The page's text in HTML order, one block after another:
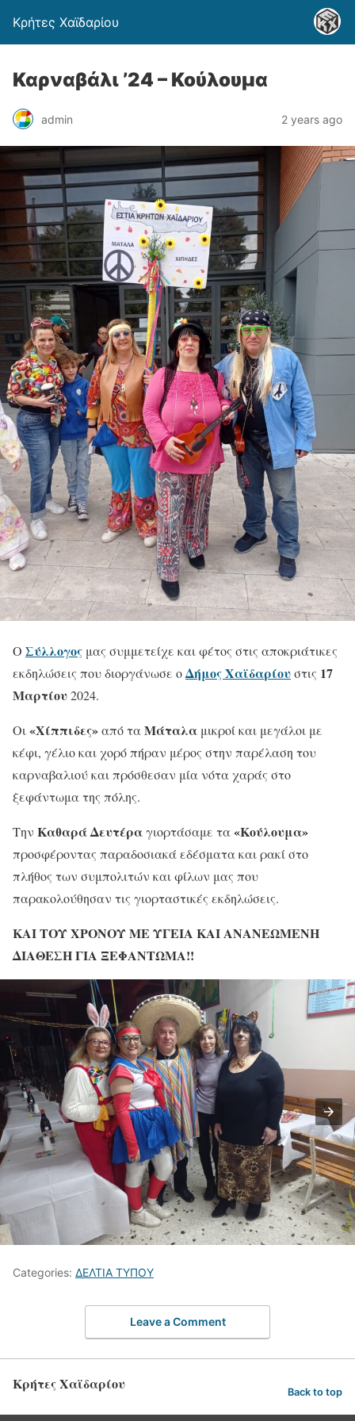
Κρήτες Χαϊδαρίου
Καρναβάλι ’24 – Κούλουμα
admin 2 years ago
Ο Σύλλογος μας συμμετείχε και φέτος στις αποκριάτικες
εκδηλώσεις που διοργάνωσε οΔήμος Χαϊδαρίουστις 17
Μαρτίου2024.
Οι«Χίππιδες»από ταΜάταλα μικροί και μεγάλοι με
κέφι, γέλιο και χορό πήραν μέρος στην παρέλαση του
καρναβαλιού και πρόσθεσαν μία νότα χαράς στο
ξεφάντωμα της πόλης.
Την Καθαρά Δευτέραγιορτάσαμε τα«Κούλουμα»
προσφέροντας παραδοσιακά εδέσματα και ρακί στο
πλήθος των συμπολιτών και φίλων μας που
παρακολούθησαν τις γιορταστικές εκδηλώσεις.
ΚΑΙ ΤΟΥ ΧΡΟΝΟΥ ΜΕ ΥΓΕΙΑ ΚΑΙ ΑΝΑΝΕΩΜΕΝΗ
ΔΙΑΘΕΣΗ ΓΙΑ ΞΕΦΑΝΤΩΜΑ!!
Categories: ΔΕΛΤΙΑ ΤΥΠΟΥ
Leave a Comment
Κρήτες Χαϊδαρίου Back to top